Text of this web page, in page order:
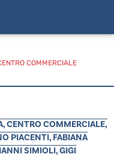
COMMERCIALE
,CENTRO COMMERCIALE,
PIACENTI, FABIANA
SIMIOLI,GIGI